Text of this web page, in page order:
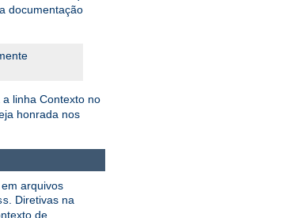
documentação
a linha Contexto no
honrada nos
arquivos
. Diretivas na
de